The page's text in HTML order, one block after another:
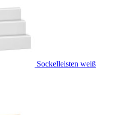
Sockelleisten weiß